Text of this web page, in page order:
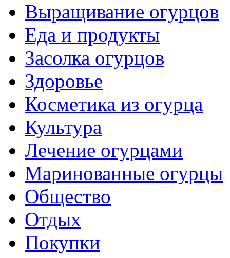
Выращивание огурцов
Еда и продукты
Засолка огурцов
Здоровье
Косметика из огурца
Культура
Лечение огурцами
Маринованные огурцы
Общество
Отдых
Покупки